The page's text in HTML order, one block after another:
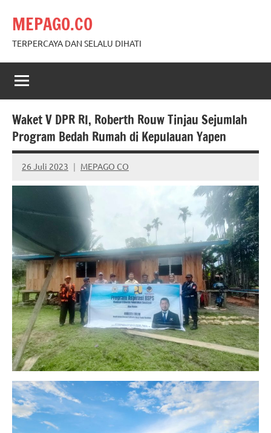
content
MEPAGO.CO
TERPERCAYA DAN SELALU DIHATI
Waket V DPR RI, Roberth Rouw Tinjau Sejumlah
Program Bedah Rumah di Kepulauan Yapen
26 Juli 2023 MEPAGO CO
No
comments